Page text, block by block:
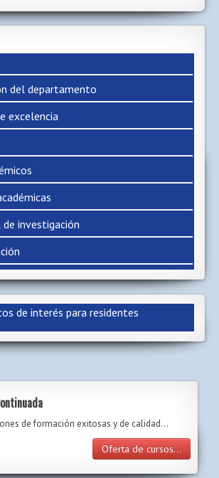
del departamento
excelencia
investigación
de interés para residentes
de formación exitosas y de calidad...
Oferta de cursos...